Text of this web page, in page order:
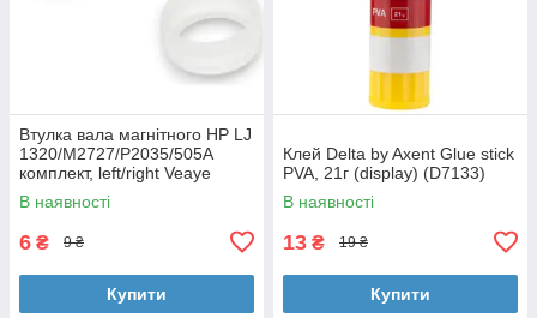
Втулка вала магнітного HP LJ
1320/M2727/P2035/505A
комплект, left/right Veaye
(BSHMR-505U-VE)
В наявності
6 ₴ 9 ₴
Купити
Клей Delta by Axent Glue stick
PVA, 21г (display) (D7133)
В наявності
13 ₴ 19 ₴
Купити